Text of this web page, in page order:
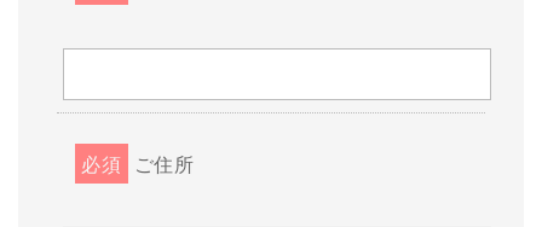
必須 ご住所